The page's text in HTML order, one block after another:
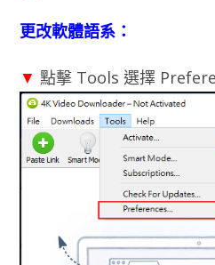
更改軟體語系：
▼ 點擊 Tools 選擇